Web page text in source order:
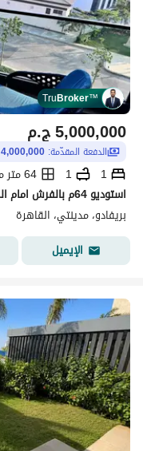
TruBroker™
ج.م5,000,000
الدفعة المقدّمة: 4,000,000 ج.م
1
1
64 متر مربع
استوديو 64م بالفرش امام المسجد بكمبوند بريفادو
بريفادو، مدينتي، القاهرة
الإيميل